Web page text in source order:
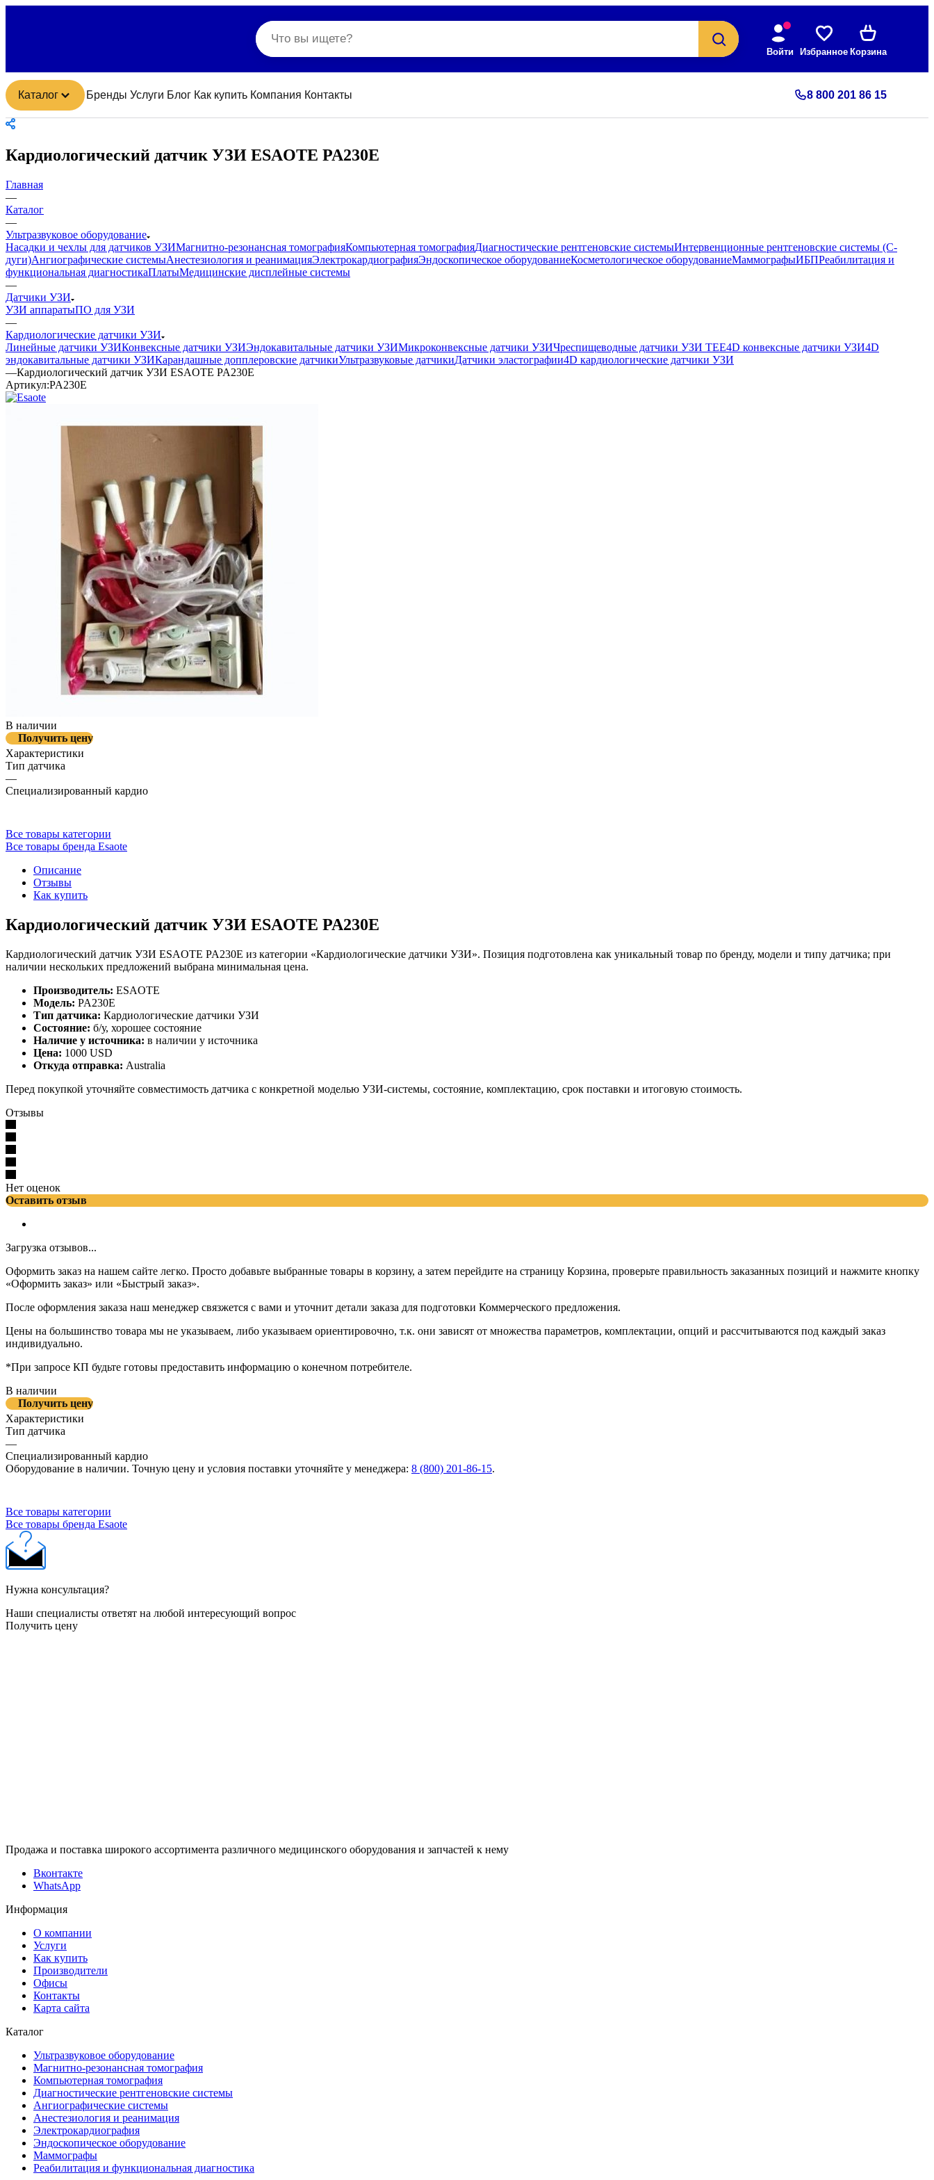
Войти Избранное Корзина
Каталог Бренды Услуги Блог Как купить Компания Контакты 8 800 201 86 15
Кардиологический датчик УЗИ ESAOTE PA230E
Главная
—
Каталог
—
Ультразвуковое оборудование
Насадки и чехлы для датчиков УЗИМагнитно-резонансная томографияКомпьютерная томографияДиагностические рентгеновские системыИнтервенционные рентгеновские системы (С-
дуги)Ангиографические системыАнестезиология и реанимацияЭлектрокардиографияЭндоскопическое оборудованиеКосметологическое оборудованиеМаммографыИБПРеабилитация и
функциональная диагностикаПлатыМедицинские дисплейные системы
—
Датчики УЗИ
УЗИ аппаратыПО для УЗИ
—
Кардиологические датчики УЗИ
Линейные датчики УЗИКонвексные датчики УЗИЭндокавитальные датчики УЗИМикроконвексные датчики УЗИЧреспищеводные датчики УЗИ TEE4D конвексные датчики УЗИ4D
эндокавитальные датчики УЗИКарандашные допплеровские датчикиУльтразвуковые датчикиДатчики эластографии4D кардиологические датчики УЗИ
—Кардиологический датчик УЗИ ESAOTE PA230E
Артикул:PA230E
В наличии
Получить цену
Характеристики
Тип датчика
—
Специализированный кардио
Все товары категории
Все товары бренда Esaote
Описание
Отзывы
Как купить
Кардиологический датчик УЗИ ESAOTE PA230E
Кардиологический датчик УЗИ ESAOTE PA230E из категории «Кардиологические датчики УЗИ». Позиция подготовлена как уникальный товар по бренду, модели и типу датчика; при
наличии нескольких предложений выбрана минимальная цена.
Производитель: ESAOTE
Модель: PA230E
Тип датчика: Кардиологические датчики УЗИ
Состояние: б/у, хорошее состояние
Наличие у источника: в наличии у источника
Цена: 1000 USD
Откуда отправка: Australia
Перед покупкой уточняйте совместимость датчика с конкретной моделью УЗИ-системы, состояние, комплектацию, срок поставки и итоговую стоимость.
Отзывы
Нет оценок
Оставить отзыв
Загрузка отзывов...
Оформить заказ на нашем сайте легко. Просто добавьте выбранные товары в корзину, а затем перейдите на страницу Корзина, проверьте правильность заказанных позиций и нажмите кнопку
«Оформить заказ» или «Быстрый заказ».
После оформления заказа наш менеджер связжется с вами и уточнит детали заказа для подготовки Коммерческого предложения.
Цены на большинство товара мы не указываем, либо указываем ориентировочно, т.к. они зависят от множества параметров, комплектации, опций и рассчитываются под каждый заказ
индивидуально.
*При запросе КП будьте готовы предоставить информацию о конечном потребителе.
В наличии
Получить цену
Характеристики
Тип датчика
—
Специализированный кардио
Оборудование в наличии. Точную цену и условия поставки уточняйте у менеджера: 8 (800) 201-86-15.
Все товары категории
Все товары бренда Esaote
Нужна консультация?
Наши специалисты ответят на любой интересующий вопрос
Получить цену
Продажа и поставка широкого ассортимента различного медицинского оборудования и запчастей к нему
Вконтакте
WhatsApp
Информация
О компании
Услуги
Как купить
Производители
Офисы
Контакты
Карта сайта
Каталог
Ультразвуковое оборудование
Магнитно-резонансная томография
Компьютерная томография
Диагностические рентгеновские системы
Ангиографические системы
Анестезиология и реанимация
Электрокардиография
Эндоскопическое оборудование
Маммографы
Реабилитация и функциональная диагностика